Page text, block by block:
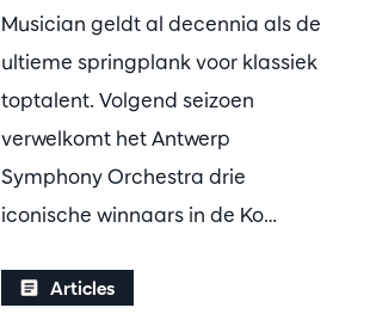
Musician geldt al decennia als de
ultieme springplank voor klassiek
toptalent. Volgend seizoen
verwelkomt het Antwerp
Symphony Orchestra drie
iconische winnaars in de Ko…
Articles